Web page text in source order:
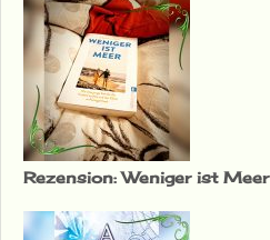
Rezension: Weniger ist Meer